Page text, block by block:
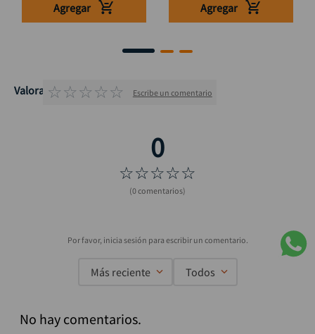
Agregar Agregar
Valoraciones
☆☆☆☆☆ Escribe un comentario
☆☆☆☆☆
(0 comentarios)
Más reciente Todos
No hay comentarios.